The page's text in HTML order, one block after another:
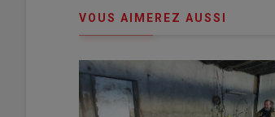
VOUS AIMEREZ AUSSI